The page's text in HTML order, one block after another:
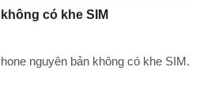
có khe SIM
nguyên bản không có khe SIM.